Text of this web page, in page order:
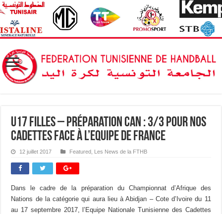
U17 Filles – Préparation CAN : 3/3 pour nos
Cadettes face à l’Equipe de France
12 juillet 2017 Featured Les News de la FTHB
Dans le cadre de la préparation du Championnat d’Afrique des
Nations de la catégorie qui aura lieu à Abidjan – Cote d’Ivoire du 11
au 17 septembre 2017, l’Equipe Nationale Tunisienne des Cadettes